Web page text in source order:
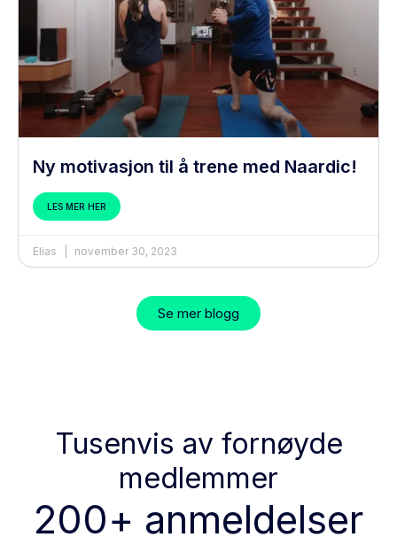
Ny motivasjon til å trene med Naardic!
LES MER HER
Elias november 30, 2023
Se mer blogg
Tusenvis av fornøyde
medlemmer
200+ anmeldelser